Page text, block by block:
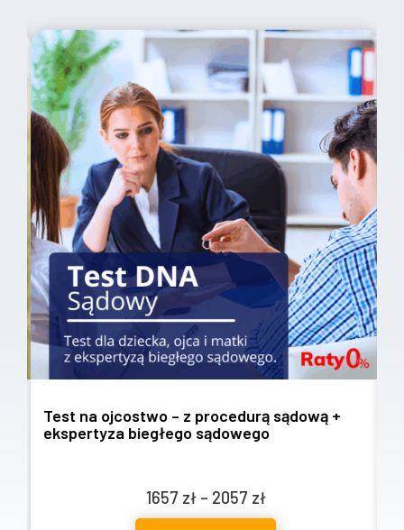
Test na ojcostwo – z procedurą sądową +
ekspertyza biegłego sądowego
1657 zł– 2057 złZakres
cen: